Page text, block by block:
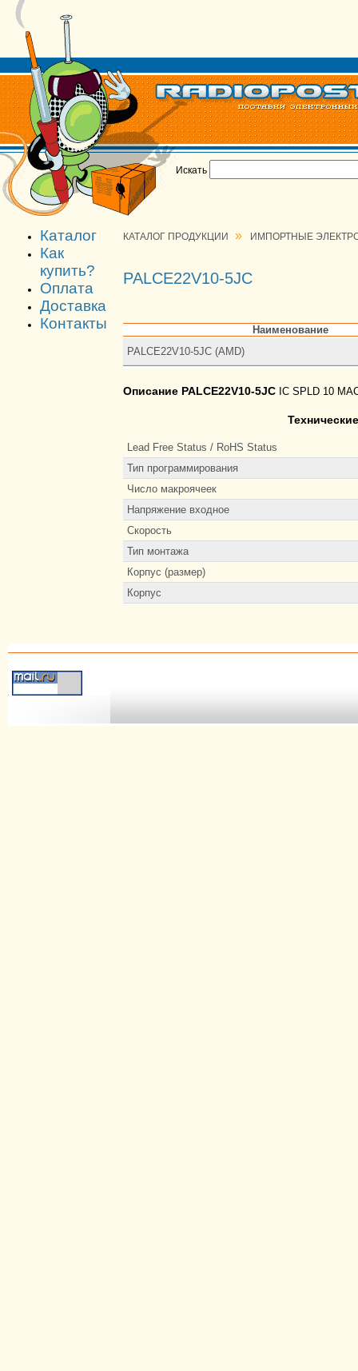
Искать
Каталог
Как
купить?
Оплата
Доставка
Контакты
КАТАЛОГ ПРОДУКЦИИ » ИМПОРТНЫЕ
PALCE22V10-5JC
Наименование
PALCE22V10-5JC (AMD)
Описание PALCE22V10-5JC IC SPLD 10
Lead Free Status / RoHS Status
Тип программирования
Число макроячеек
Напряжение входное
Скорость
Тип монтажа
Корпус (размер)
Корпус